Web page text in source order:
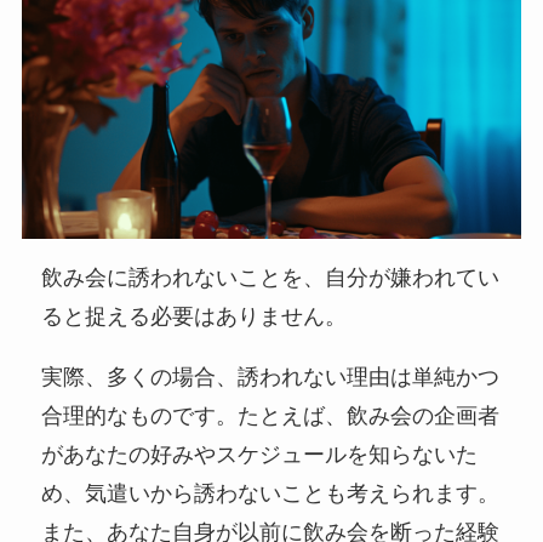
飲み会に誘われないことを、自分が嫌われてい
ると捉える必要はありません。
実際、多くの場合、誘われない理由は単純かつ
合理的なものです。たとえば、飲み会の企画者
があなたの好みやスケジュールを知らないた
め、気遣いから誘わないことも考えられます。
また、あなた自身が以前に飲み会を断った経験